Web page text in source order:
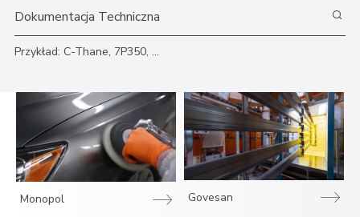
Przykład: C-Thane, 7P350, ...
Monopol Govesan